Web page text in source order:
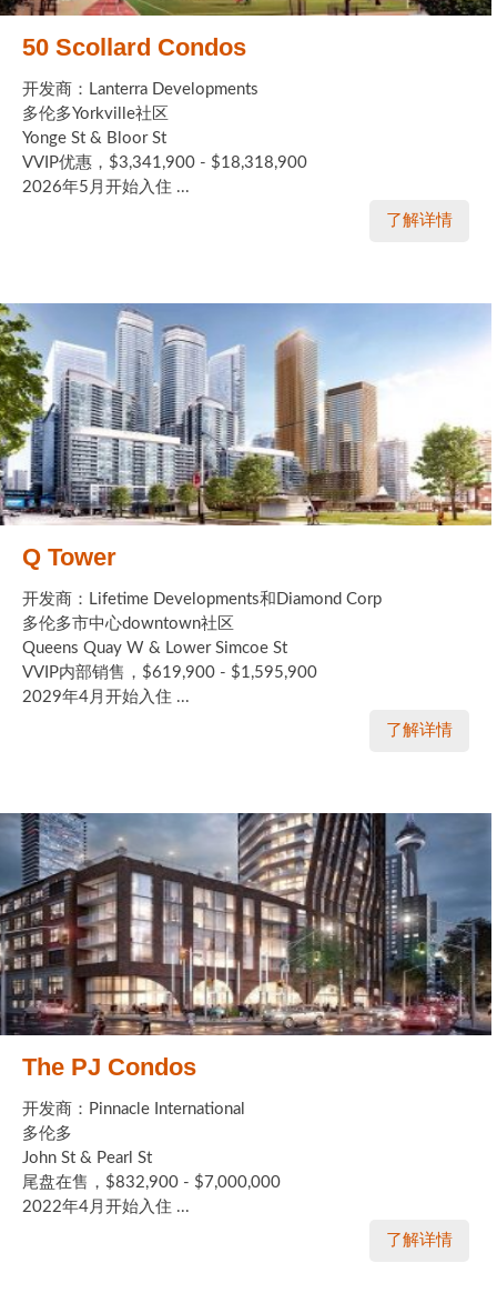
50 Scollard Condos
开发商：Lanterra Developments
多伦多Yorkville社区
Yonge St & Bloor St
VVIP优惠，$3,341,900 - $18,318,900
2026年5月开始入住 ...
了解详情
Q Tower
开发商：Lifetime Developments和Diamond Corp
多伦多市中心downtown社区
Queens Quay W & Lower Simcoe St
VVIP内部销售，$619,900 - $1,595,900
2029年4月开始入住 ...
了解详情
The PJ Condos
开发商：Pinnacle International
多伦多
John St & Pearl St
尾盘在售，$832,900 - $7,000,000
2022年4月开始入住 ...
了解详情